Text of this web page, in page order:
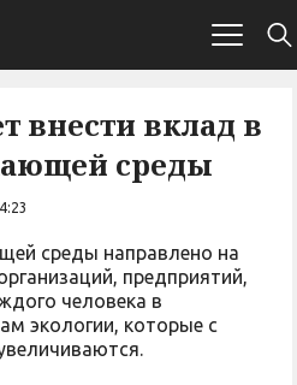
вклад в
среды
среды направлено на
предприятий,
человека в
экологии, которые с